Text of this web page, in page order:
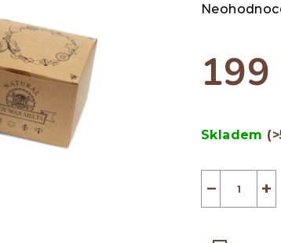
Průměrné
je
0,0
hvězdiček.
199
cena:
Skladem
+
−